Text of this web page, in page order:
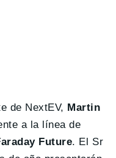
de NextEV, Martin
a la línea de
Future. El Sr